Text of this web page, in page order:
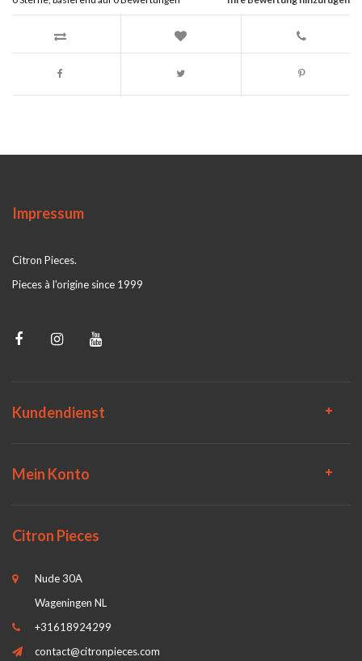
Impressum
Citron Pieces.
Pieces à l'origine since 1999
Kundendienst
Mein Konto
Citron Pieces
Nude 30A
Wageningen NL
+31618924299
contact@citronpieces.com